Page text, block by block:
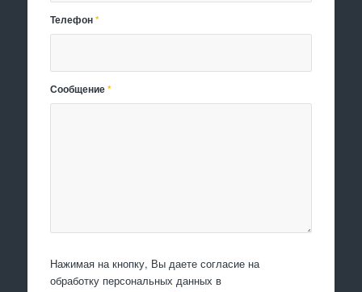
Телефон*
Сообщение*
Нажимая на кнопку, Вы даете согласие на
обработку персональных данных в